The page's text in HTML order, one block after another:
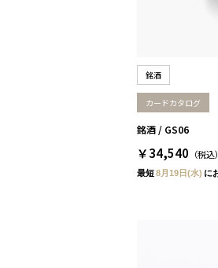
銘酒
カードカタログ
銘酒 / GS06
￥34,540 （税込）
最短8月19日(水) に